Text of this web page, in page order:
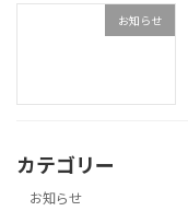
お知らせ
カテゴリー
お知らせ